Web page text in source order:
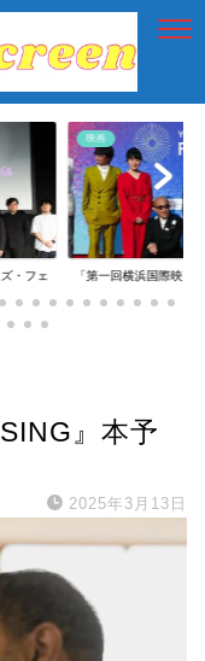
・フェ
映画
「第一回横浜国際映画
』本予
2025年3月13日